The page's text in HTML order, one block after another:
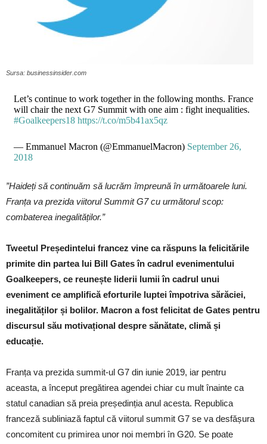
Sursa: businessinsider.com
Let’s continue to work together in the following months. France
will chair the next G7 Summit with one aim : fight inequalities.
#Goalkeepers18 https://t.co/m5b41ax5qz
— Emmanuel Macron (@EmmanuelMacron) September 26,
2018
”Haideți să continuăm să lucrăm împreună în următoarele luni.
Franța va prezida viitorul Summit G7 cu următorul scop:
combaterea inegalităților.”
Tweetul Președintelui francez vine ca răspuns la felicitările
primite din partea lui Bill Gates în cadrul evenimentului
Goalkeepers, ce reunește liderii lumii în cadrul unui
eveniment ce amplifică eforturile luptei împotriva sărăciei,
inegalităților și bolilor. Macron a fost felicitat de Gates pentru
discursul său motivațional despre sănătate, climă și
educație.
Franța va prezida summit-ul G7 din iunie 2019, iar pentru
aceasta, a început pregătirea agendei chiar cu mult înainte ca
statul canadian să preia președinția anul acesta. Republica
franceză subliniază faptul că viitorul summit G7 se va desfășura
concomitent cu primirea unor noi membri în G20. Se poate